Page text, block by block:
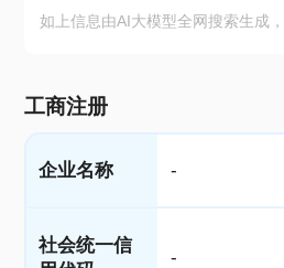
如上信息由AI大模型全网搜索生成
工商注册
企业名称 -
社会统一信
-